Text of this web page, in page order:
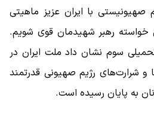
صهیونیستی با ایران عزیز ماهیتی
خواسته رهبر شهیدمان قوی شویم.
جنگ تحمیلی سوم نشان داد ملت ایران در
و شرارت‌های رژیم صهیونی قدرتمند
به پایان رسیده است.